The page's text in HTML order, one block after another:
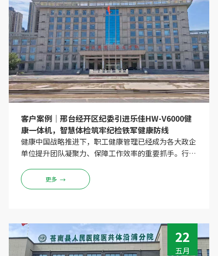
客户案例｜邢台经开区纪委引进乐佳HW-V6000健
康一体机，智慧体检筑牢纪检铁军健康防线
健康中国战略推进下，职工健康管理已经成为各大政企
单位提升团队凝聚力、保障工作效率的重要抓手。行政
障各项工作稳定开展的基础。邢台市经济开发区纪律检
查委员会积极响应国家健康管理实施方案，打造单位内
护航。
更多 →
22
五月